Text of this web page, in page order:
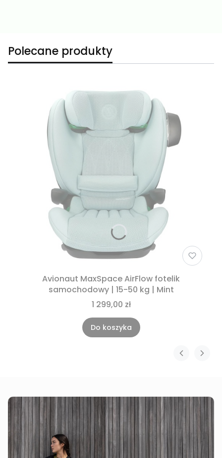
Polecane produkty
Avionaut MaxSpace AirFlow fotelik
samochodowy | 15-50 kg | Mint
1 299,00 zł
Do koszyka